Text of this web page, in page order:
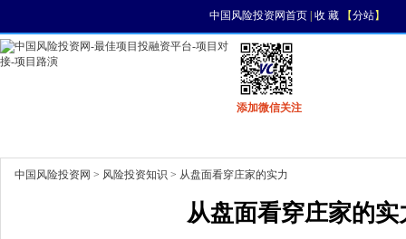
中国风险投资网首页| 收 藏【分站】
添加微信关注
中国风险投资网 > 风险投资知识 > 从盘面看穿庄家的实力
从盘面看穿庄家的实